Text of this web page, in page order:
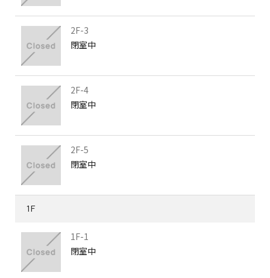
2F-3
閉室中
2F-4
閉室中
2F-5
閉室中
1F
1F-1
閉室中